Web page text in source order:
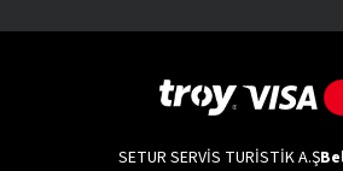
SETUR SERVİS TURİSTİK A.Ş